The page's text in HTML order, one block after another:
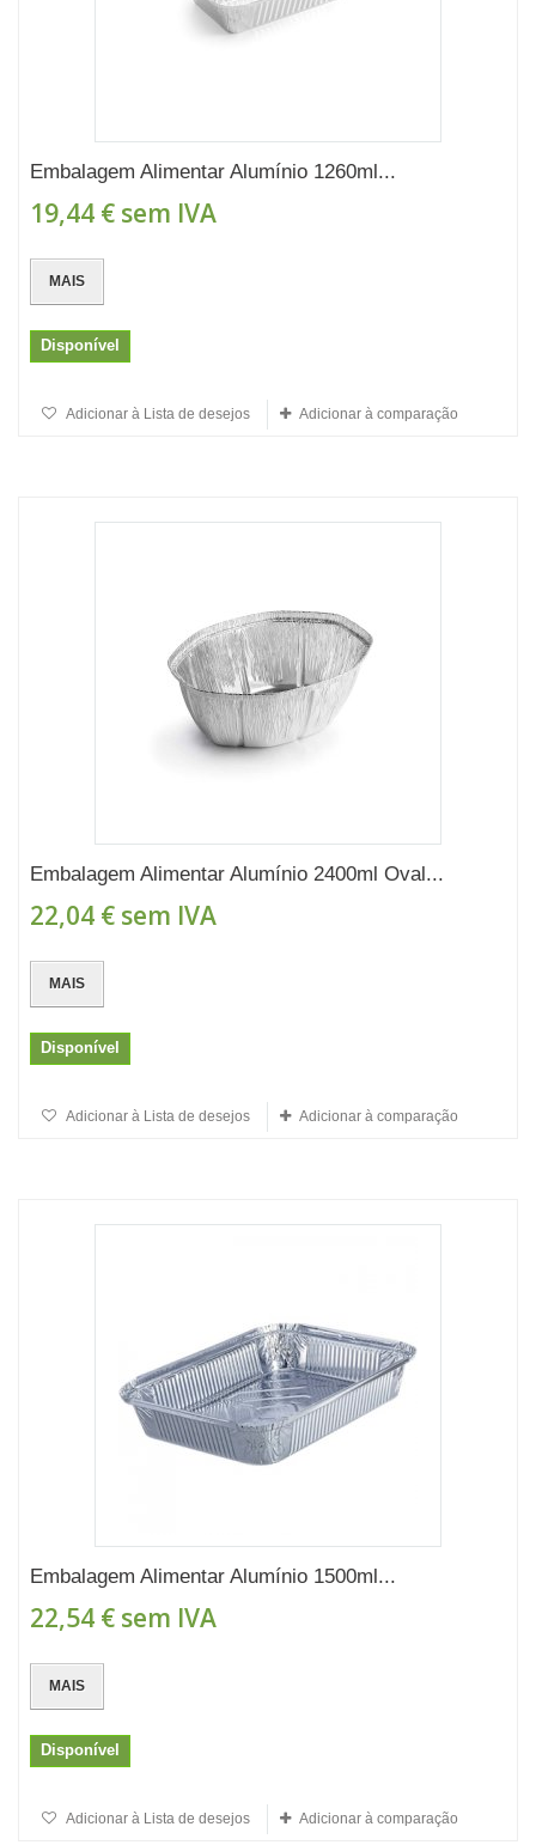
Embalagem Alimentar Alumínio 1260ml...
19,44 € sem IVA
MAIS
Disponível
Adicionar à Lista de desejos Adicionar à comparação
Embalagem Alimentar Alumínio 2400ml Oval...
22,04 € sem IVA
MAIS
Disponível
Adicionar à Lista de desejos Adicionar à comparação
Embalagem Alimentar Alumínio 1500ml...
22,54 € sem IVA
MAIS
Disponível
Adicionar à Lista de desejos Adicionar à comparação